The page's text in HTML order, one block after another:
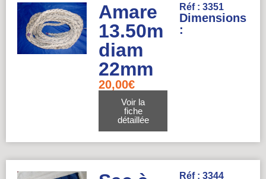
Amare
13.50m
diam
22mm
20,00€
Voir la
fiche
détaillée
Réf : 3351
Dimensions
:
Réf : 3344